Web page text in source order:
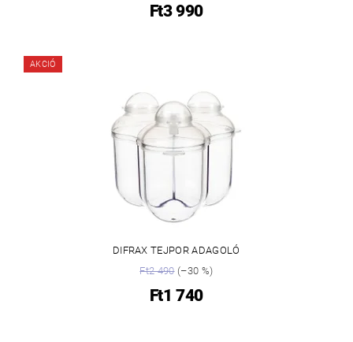
Ft3 990
AKCIÓ
DIFRAX TEJPOR ADAGOLÓ
Ft2 490(–30 %)
Ft1 740